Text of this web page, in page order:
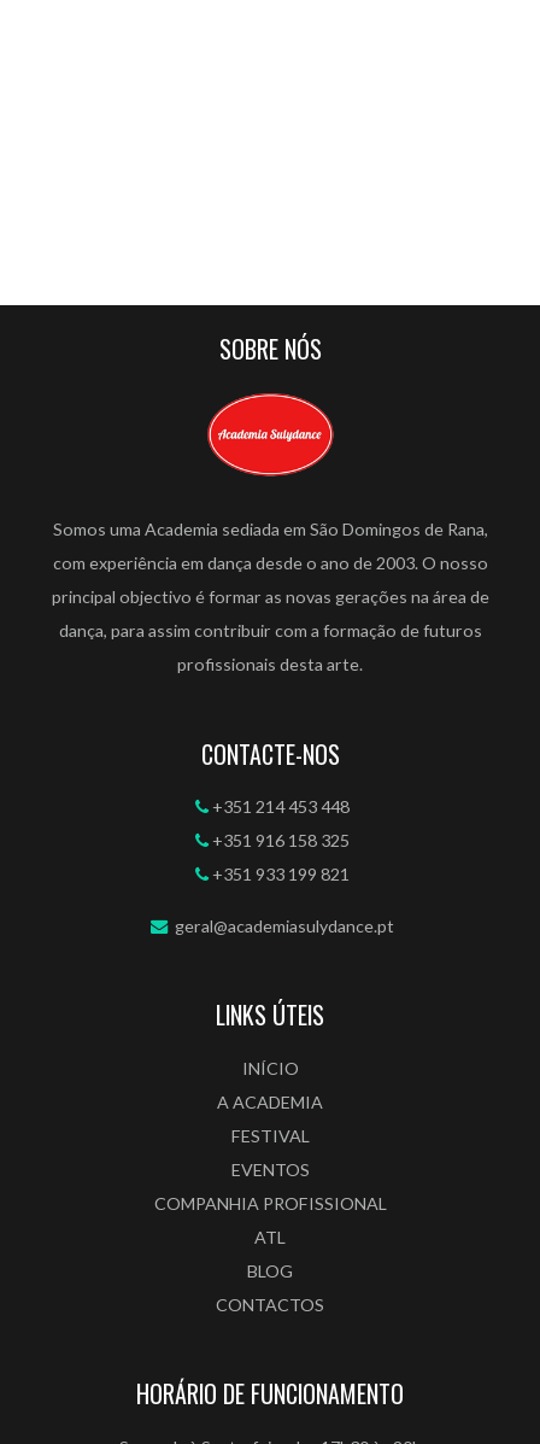
SOBRE NÓS
Somos uma Academia sediada em São Domingos de Rana,
com experiência em dança desde o ano de 2003. O nosso
principal objectivo é formar as novas gerações na área de
dança, para assim contribuir com a formação de futuros
profissionais desta arte.
CONTACTE-NOS
+351 214 453 448
+351 916 158 325
+351 933 199 821
geral@academiasulydance.pt
LINKS ÚTEIS
INÍCIO
A ACADEMIA
FESTIVAL
EVENTOS
COMPANHIA PROFISSIONAL
ATL
BLOG
CONTACTOS
HORÁRIO DE FUNCIONAMENTO